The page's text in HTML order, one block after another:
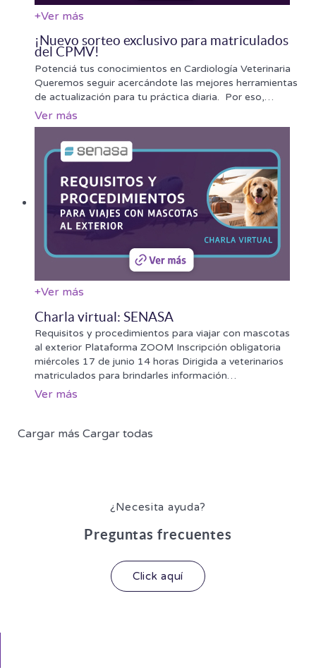
+Ver más
¡Nuevo sorteo exclusivo para matriculados
del CPMV!
Potenciá tus conocimientos en Cardiología Veterinaria
Queremos seguir acercándote las mejores herramientas
de actualización para tu práctica diaria. Por eso,…
Ver más
+Ver más
Charla virtual: SENASA
Requisitos y procedimientos para viajar con mascotas
al exterior Plataforma ZOOM Inscripción obligatoria
miércoles 17 de junio 14 horas Dirigida a veterinarios
matriculados para brindarles información…
Ver más
Cargar más Cargar todas
¿Necesita ayuda?
Preguntas frecuentes
Click aquí